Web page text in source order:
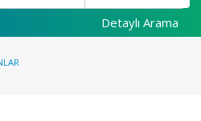
Detaylı Arama